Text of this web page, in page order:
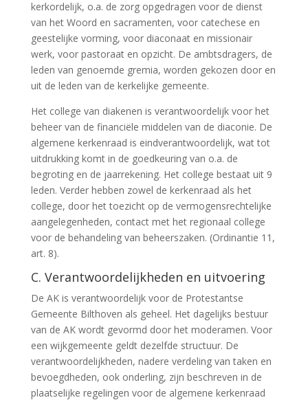
kerkordelijk, o.a. de zorg opgedragen voor de dienst
van het Woord en sacramenten, voor catechese en
geestelijke vorming, voor diaconaat en missionair
werk, voor pastoraat en opzicht. De ambtsdragers, de
leden van genoemde gremia, worden gekozen door en
uit de leden van de kerkelijke gemeente.
Het college van diakenen is verantwoordelijk voor het
beheer van de financiële middelen van de diaconie. De
algemene kerkenraad is eindverantwoordelijk, wat tot
uitdrukking komt in de goedkeuring van o.a. de
begroting en de jaarrekening. Het college bestaat uit 9
leden. Verder hebben zowel de kerkenraad als het
college, door het toezicht op de vermogensrechtelijke
aangelegenheden, contact met het regionaal college
voor de behandeling van beheerszaken. (Ordinantie 11,
art. 8).
C. Verantwoordelijkheden en uitvoering
De AK is verantwoordelijk voor de Protestantse
Gemeente Bilthoven als geheel. Het dagelijks bestuur
van de AK wordt gevormd door het moderamen. Voor
een wijkgemeente geldt dezelfde structuur. De
verantwoordelijkheden, nadere verdeling van taken en
bevoegdheden, ook onderling, zijn beschreven in de
plaatselijke regelingen voor de algemene kerkenraad